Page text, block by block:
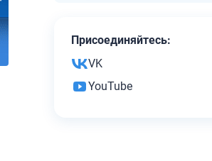
Присоединяйтесь:
VK
YouTube